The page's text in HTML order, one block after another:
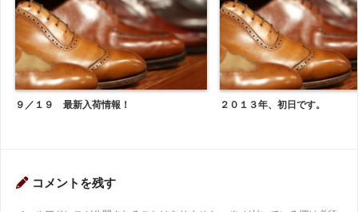
９／１９ 最新入荷情報！ ２０１３年、初日です。
コメントを残す